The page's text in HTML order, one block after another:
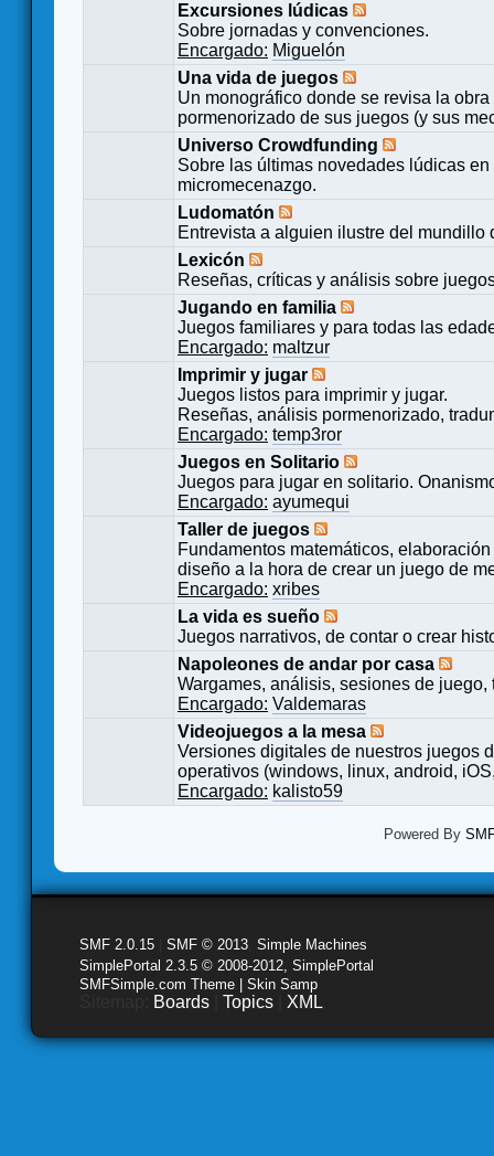
Excursiones lúdicas
Sobre jornadas y convenciones.
Encargado: Miguelón
Una vida de juegos
Un monográfico donde se revisa la
pormenorizado de sus juegos (y sus
Universo Crowdfunding
Sobre las últimas novedades lúdicas
micromecenazgo.
Ludomatón
Entrevista a alguien ilustre del mundillo
Lexicón
Reseñas, críticas y análisis sobre
Jugando en familia
Juegos familiares y para todas las
Encargado: maltzur
Imprimir y jugar
Juegos listos para imprimir y jugar.
Reseñas, análisis pormenorizado,
Encargado: temp3ror
Juegos en Solitario
Juegos para jugar en solitario.
Encargado: ayumequi
Taller de juegos
Fundamentos matemáticos,
diseño a la hora de crear un juego de
Encargado: xribes
La vida es sueño
Juegos narrativos, de contar o crear
Napoleones de andar por casa
Wargames, análisis, sesiones de
Encargado: Valdemaras
Videojuegos a la mesa
Versiones digitales de nuestros juegos
operativos (windows, linux, android,
Encargado: kalisto59
Powered By
SMF 2.0.15 SMF © 2013 Simple Machines
SimplePortal 2.3.5 © 2008-2012, SimplePortal
SMFSimple.com Theme | Skin Samp
Boards Topics XML